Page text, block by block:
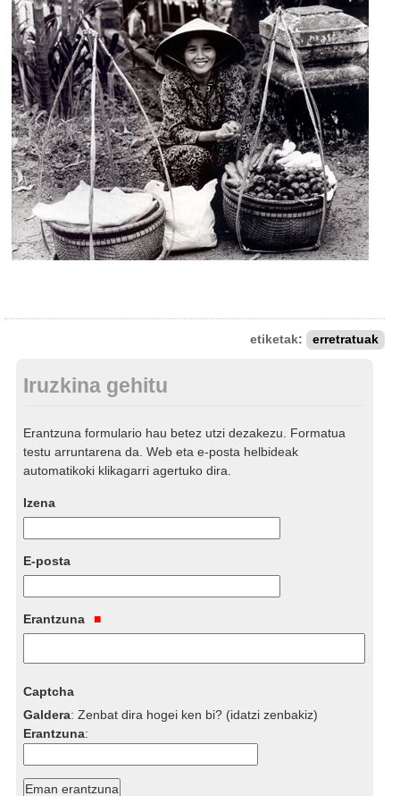
etiketak: erretratuak
Iruzkina gehitu
Erantzuna formulario hau betez utzi dezakezu. Formatua
testu arruntarena da. Web eta e-posta helbideak
automatikoki klikagarri agertuko dira.
Izena
E-posta
Erantzuna
Captcha
Galdera:Zenbat dira hogei ken bi? (idatzi zenbakiz)
Erantzuna: